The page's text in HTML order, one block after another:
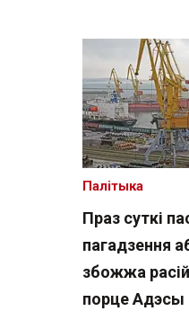
Праз суткі
пагадзення
збожжа
порце Адэсы
Палітыка